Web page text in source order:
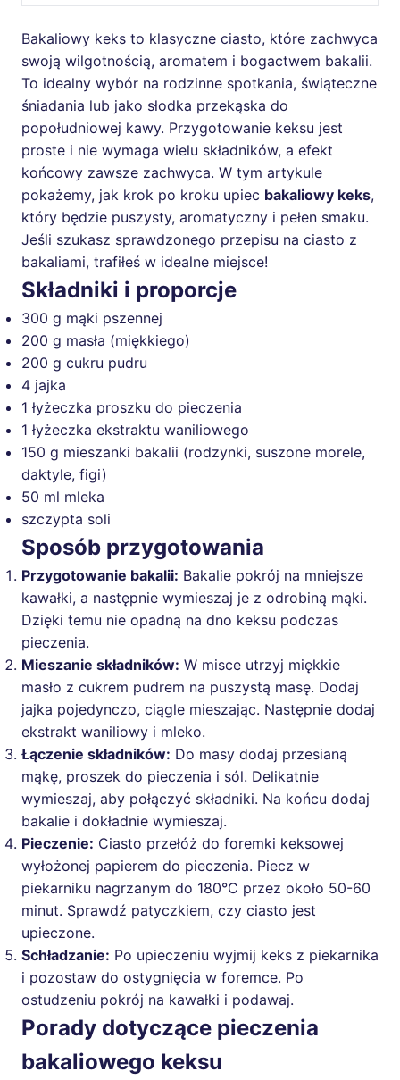
Bakaliowy keks to klasyczne ciasto, które zachwyca
swoją wilgotnością, aromatem i bogactwem bakalii.
To idealny wybór na rodzinne spotkania, świąteczne
śniadania lub jako słodka przekąska do
popołudniowej kawy. Przygotowanie keksu jest
proste i nie wymaga wielu składników, a efekt
końcowy zawsze zachwyca. W tym artykule
pokażemy, jak krok po kroku upiec bakaliowy keks,
który będzie puszysty, aromatyczny i pełen smaku.
Jeśli szukasz sprawdzonego przepisu na ciasto z
bakaliami, trafiłeś w idealne miejsce!
Składniki i proporcje
300 g mąki pszennej
200 g masła (miękkiego)
200 g cukru pudru
4 jajka
1 łyżeczka proszku do pieczenia
1 łyżeczka ekstraktu waniliowego
150 g mieszanki bakalii (rodzynki, suszone morele,
daktyle, figi)
50 ml mleka
szczypta soli
Sposób przygotowania
Przygotowanie bakalii: Bakalie pokrój na mniejsze
kawałki, a następnie wymieszaj je z odrobiną mąki.
Dzięki temu nie opadną na dno keksu podczas
pieczenia.
Mieszanie składników: W misce utrzyj miękkie
masło z cukrem pudrem na puszystą masę. Dodaj
jajka pojedynczo, ciągle mieszając. Następnie dodaj
ekstrakt waniliowy i mleko.
Łączenie składników: Do masy dodaj przesianą
mąkę, proszek do pieczenia i sól. Delikatnie
wymieszaj, aby połączyć składniki. Na końcu dodaj
bakalie i dokładnie wymieszaj.
Pieczenie: Ciasto przełóż do foremki keksowej
wyłożonej papierem do pieczenia. Piecz w
piekarniku nagrzanym do 180°C przez około 50-60
minut. Sprawdź patyczkiem, czy ciasto jest
upieczone.
Schładzanie: Po upieczeniu wyjmij keks z piekarnika
i pozostaw do ostygnięcia w foremce. Po
ostudzeniu pokrój na kawałki i podawaj.
Porady dotyczące pieczenia
bakaliowego keksu